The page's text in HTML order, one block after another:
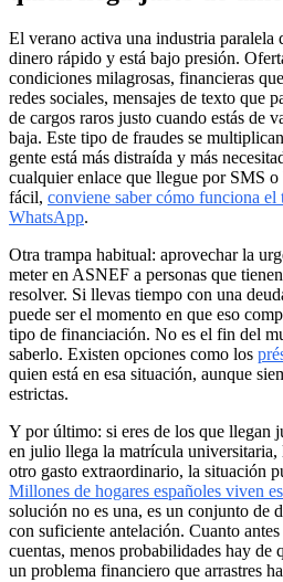
El verano activa una industria paralela
dinero rápido y está bajo presión.
condiciones milagrosas, financieras
redes sociales, mensajes de texto que
de cargos raros justo cuando estás de
baja. Este tipo de fraudes se
gente está más distraída y más
cualquier enlace que llegue por SMS
fácil, conviene saber cómo funciona
WhatsApp.
Otra trampa habitual: aprovechar la
meter en ASNEF a personas que
resolver. Si llevas tiempo con una
puede ser el momento en que eso
tipo de financiación. No es el fin del
saberlo. Existen opciones como los
quien está en esa situación, aunque
estrictas.
Y por último: si eres de los que llegan
en julio llega la matrícula
otro gasto extraordinario, la situación
Millones de hogares españoles viven
solución no es una, es un conjunto de
con suficiente antelación. Cuanto
cuentas, menos probabilidades hay de
un problema financiero que arrastres